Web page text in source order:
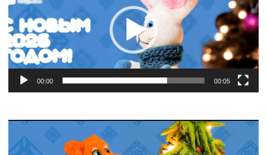
00:00 00:05
Видеоплеер